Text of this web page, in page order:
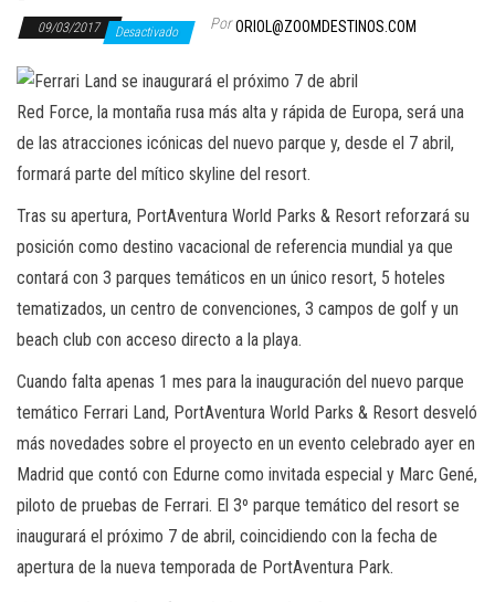
09/03/2017 Desactivado Por ORIOL@ZOOMDESTINOS.COM
Red Force, la montaña rusa más alta y rápida de Europa, será una
de las atracciones icónicas del nuevo parque y, desde el 7 abril,
formará parte del mítico skyline del resort.
Tras su apertura, PortAventura World Parks & Resort reforzará su
posición como destino vacacional de referencia mundial ya que
contará con 3 parques temáticos en un único resort, 5 hoteles
tematizados, un centro de convenciones, 3 campos de golf y un
beach club con acceso directo a la playa.
Cuando falta apenas 1 mes para la inauguración del nuevo parque
temático Ferrari Land, PortAventura World Parks & Resort desveló
más novedades sobre el proyecto en un evento celebrado ayer en
Madrid que contó con Edurne como invitada especial y Marc Gené,
piloto de pruebas de Ferrari. El 3º parque temático del resort se
inaugurará el próximo 7 de abril, coincidiendo con la fecha de
apertura de la nueva temporada de PortAventura Park.